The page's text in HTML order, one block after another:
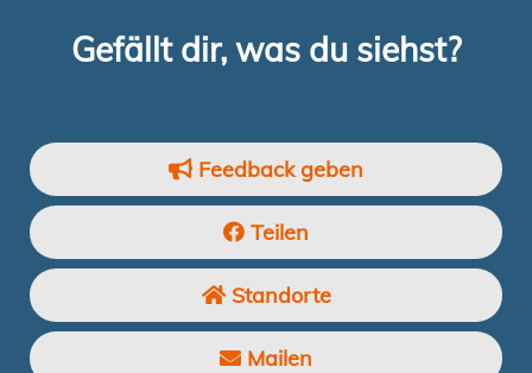
Gefällt dir, was du siehst?
Feedback geben
Teilen
Standorte
Mailen